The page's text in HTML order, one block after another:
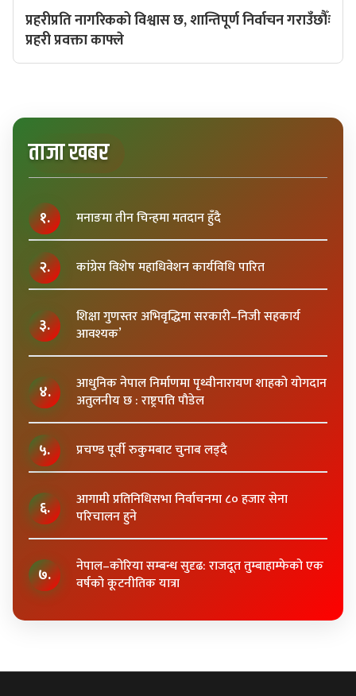
प्रहरीप्रति नागरिकको विश्वास छ, शान्तिपूर्ण निर्वाचन गराउँछौँः
प्रहरी प्रवक्ता काफ्ले
ताजा खबर
१. मनाङमा तीन चिन्हमा मतदान हुँदै
२. कांग्रेस विशेष महाधिवेशन कार्यविधि पारित
३.
शिक्षा गुणस्तर अभिवृद्धिमा सरकारी–निजी सहकार्य
आवश्यक’
४.
आधुनिक नेपाल निर्माणमा पृथ्वीनारायण शाहकाे याेगदान
अतुलनीय छ : राष्ट्रपति पाैडेल
५. प्रचण्ड पूर्वी रुकुमबाट चुनाब लड्दै
६.
आगामी प्रतिनिधिसभा निर्वाचनमा ८० हजार सेना
परिचालन हुने
७.
नेपाल–कोरिया सम्बन्ध सुदृढ: राजदूत तुम्बाहाम्फेको एक
वर्षको कूटनीतिक यात्रा